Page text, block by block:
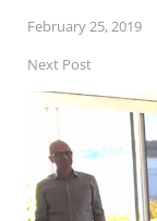
February 25, 2019
Next Post